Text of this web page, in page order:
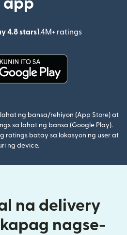
app
4.8 stars1.4M+ ratings
(bubukas
ng bansa/rehiyon (App Store) at
sa lahat ng bansa (Google Play).
ratings batay sa lokasyon ng user at
ng device.
na delivery
nagse-